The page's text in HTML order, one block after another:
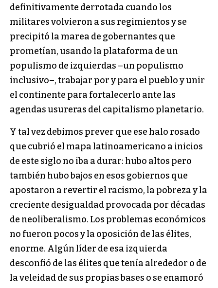
definitivamente derrotada cuando los
militares volvieron a sus regimientos y se
precipitó la marea de gobernantes que
prometían, usando la plataforma de un
populismo de izquierdas –un populismo
inclusivo–, trabajar por y para el pueblo y unir
el continente para fortalecerlo ante las
agendas usureras del capitalismo planetario.
Y tal vez debimos prever que ese halo rosado
que cubrió el mapa latinoamericano a inicios
de este siglo no iba a durar: hubo altos pero
también hubo bajos en esos gobiernos que
apostaron a revertir el racismo, la pobreza y la
creciente desigualdad provocada por décadas
de neoliberalismo. Los problemas económicos
no fueron pocos y la oposición de las élites,
enorme. Algún líder de esa izquierda
desconfió de las élites que tenía alrededor o de
la veleidad de sus propias bases o se enamoró